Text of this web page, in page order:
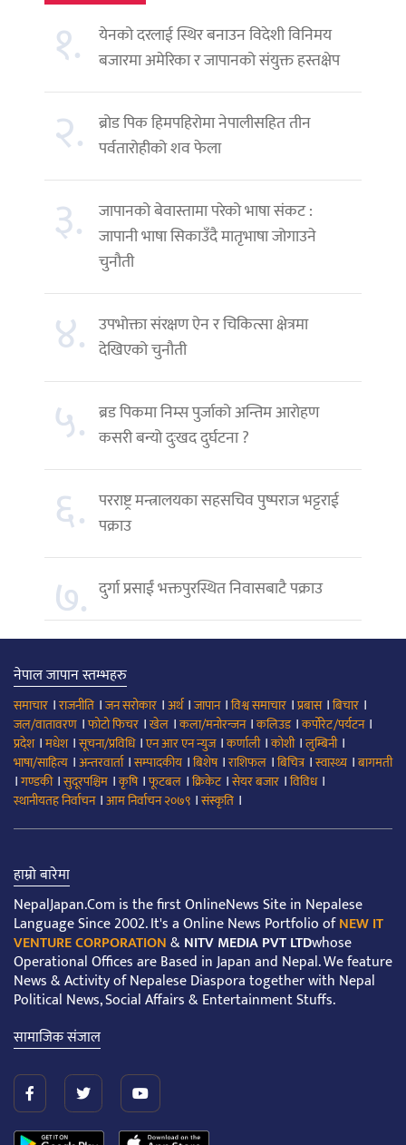
१.
येनको दरलाई स्थिर बनाउन विदेशी विनिमय
बजारमा अमेरिका र जापानको संयुक्त हस्तक्षेप
२. ब्रोड पिक हिमपहिरोमा नेपालीसहित तीन
पर्वतारोहीको शव फेला
३.
जापानको बेवास्तामा परेको भाषा संकट :
जापानी भाषा सिकाउँदै मातृभाषा जोगाउने
चुनौती
४. उपभोक्ता संरक्षण ऐन र चिकित्सा क्षेत्रमा
देखिएको चुनौती
५. ब्रड पिकमा निम्स पुर्जाको अन्तिम आरोहण
कसरी बन्यो दुःखद दुर्घटना ?
६. परराष्ट्र मन्त्रालयका सहसचिव पुष्पराज भट्टराई
पक्राउ
७. दुर्गा प्रसाईं भक्तपुरस्थित निवासबाटै पक्राउ
नेपाल जापान स्तम्भहरु
समाचार ।राजनीति ।जन सरोकार ।अर्थ।जापान।विश्व समाचार ।प्रबास।बिचार ।
जल/वातावरण ।फोटो फिचर ।खेल ।कला/मनोरन्जन।कलिउड।कर्पोरेट/पर्यटन।
प्रदेश।मधेश।सूचना/प्रविधि।एन आर एन न्युज।कर्णाली।कोशी।लुम्बिनी।
भाषा/साहित्य ।अन्तरवार्ता।सम्पादकीय ।बिशेष।राशिफल ।बिचित्र।स्वास्थ्य ।बागमती
।गण्डकी।सुदूरपश्चिम ।कृषि।फूटबल ।क्रिकेट।सेयर बजार ।विविध।
स्थानीयतह निर्वाचन।आम निर्वाचन २०७९ ।संस्कृति ।
हाम्रो बारेमा
NepalJapan.Com is the first OnlineNews Site in Nepalese
Language Since 2002. It's a Online News Portfolio ofNEW IT
VENTURE CORPORATION&NITV MEDIA PVT LTDwhose
Operational Offices are Based in Japan and Nepal. We feature
News & Activity of Nepalese Diaspora together with Nepal
Political News, Social Affairs & Entertainment Stuffs.
सामाजिक संजाल